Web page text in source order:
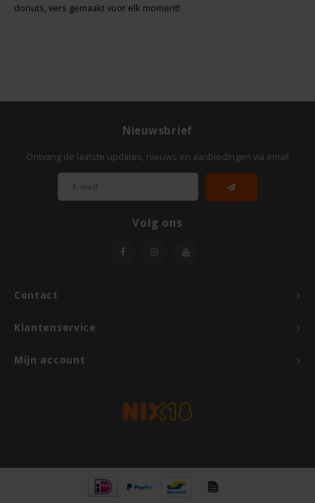
donuts, vers gemaakt voor elk moment!
Contact
Nieuwsbrief
Ontvang de laatste updates, nieuws en aanbiedingen via email
Volg ons
Klantenservice
Mijn account